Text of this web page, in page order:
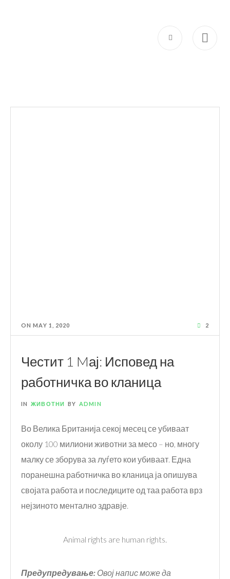
ONMAY 1, 2020 2
Честит 1 Mај: Исповед на
работничка во кланица
IN ЖИВОТНИ BY ADMIN
Во Велика Британија секој месец се убиваат
околу 100 милиони животни за месо – но, многу
малку се зборува за луѓето кои убиваат. Една
поранешна работничка во кланица ја опишува
својата работа и последиците од таа работа врз
нејзиното ментално здравје.
Animal rights are human rights.
Предупредување: Овој напис може да